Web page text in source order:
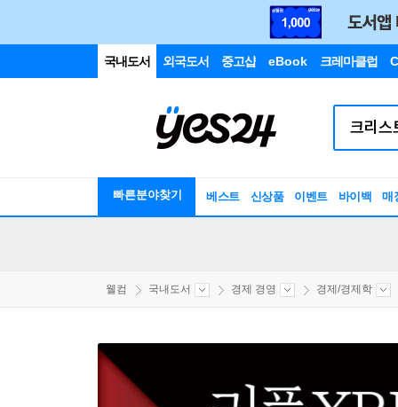
국내도서 외국도서 중고샵 eBook 크레마클럽
빠른분야찾기 베스트 신상품 이벤트 바이백 매
웰컴 국내도서 경제 경영 경제/경제학